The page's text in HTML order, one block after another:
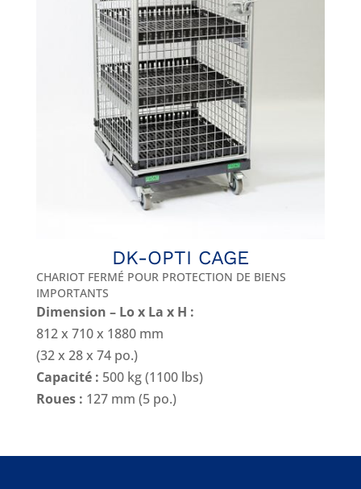
DK-OPTI CAGE
CHARIOT FERMÉ POUR PROTECTION DE BIENS
IMPORTANTS
Dimension – Lo x La x H :
812 x 710 x 1880 mm
(32 x 28 x 74 po.)
Capacité : 500 kg (1100 lbs)
Roues : 127 mm (5 po.)